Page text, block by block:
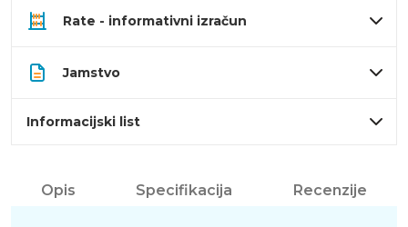
Rate - informativni izračun
Jamstvo
Informacijski list
Opis Specifikacija Recenzije